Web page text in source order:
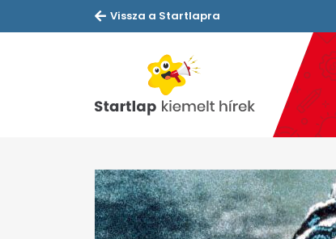
Vissza a Startlapra